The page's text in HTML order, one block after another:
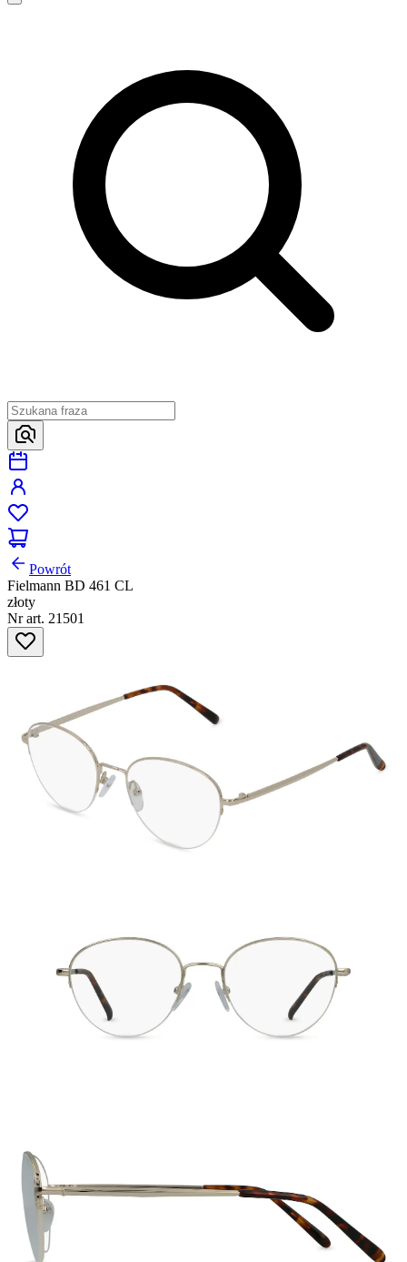
Powrót
Fielmann BD 461 CL
złoty
Nr art. 21501